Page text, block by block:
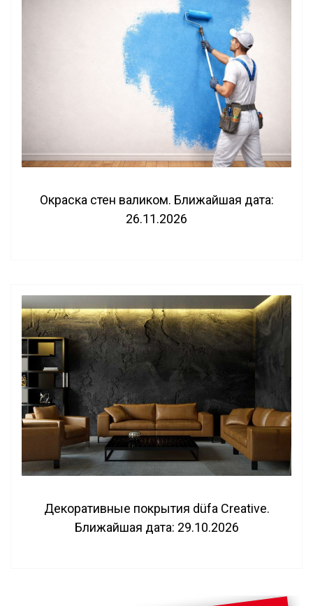
Окраска стен валиком. Ближайшая дата:
26.11.2026
Декоративные покрытия düfa Creative.
Ближайшая дата: 29.10.2026